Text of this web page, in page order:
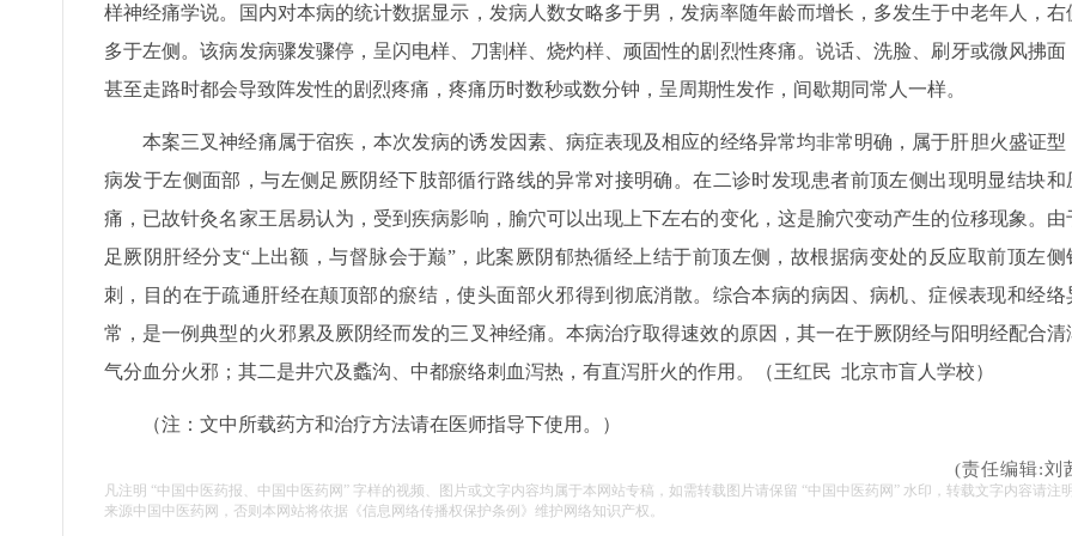
样神经痛学说。国内对本病的统计数据显示，发病人数女略多于男，发病率随年龄而增长，多发生于中老年人，右
多于左侧。该病发病骤发骤停，呈闪电样、刀割样、烧灼样、顽固性的剧烈性疼痛。说话、洗脸、刷牙或微风拂面
甚至走路时都会导致阵发性的剧烈疼痛，疼痛历时数秒或数分钟，呈周期性发作，间歇期同常人一样。
本案三叉神经痛属于宿疾，本次发病的诱发因素、病症表现及相应的经络异常均非常明确，属于肝胆火盛证型
病发于左侧面部，与左侧足厥阴经下肢部循行路线的异常对接明确。在二诊时发现患者前顶左侧出现明显结块和
痛，已故针灸名家王居易认为，受到疾病影响，腧穴可以出现上下左右的变化，这是腧穴变动产生的位移现象。由
足厥阴肝经分支“上出额，与督脉会于巅”，此案厥阴郁热循经上结于前顶左侧，故根据病变处的反应取前顶左侧
刺，目的在于疏通肝经在颠顶部的瘀结，使头面部火邪得到彻底消散。综合本病的病因、病机、症候表现和经络
常，是一例典型的火邪累及厥阴经而发的三叉神经痛。本病治疗取得速效的原因，其一在于厥阴经与阳明经配合清
气分血分火邪；其二是井穴及蠡沟、中都瘀络刺血泻热，有直泻肝火的作用。（王红民 北京市盲人学校）
（注：文中所载药方和治疗方法请在医师指导下使用。）
(责任编辑:刘
凡注明 “中国中医药报、中国中医药网” 字样的视频、图片或文字内容均属于本网站专稿，如需转载图片请保留 “中国中医药网” 水印，转载文字内容请注明
来源中国中医药网，否则本网站将依据《信息网络传播权保护条例》维护网络知识产权。